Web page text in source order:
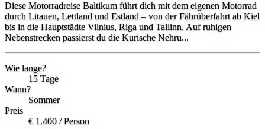
Diese Motorradreise Baltikum führt dich mit dem eigenen Motorrad
durch Litauen, Lettland und Estland – von der Fährüberfahrt ab Kiel
bis in die Hauptstädte Vilnius, Riga und Tallinn. Auf ruhigen
Nebenstrecken passierst du die Kurische Nehru...
Wie lange?
15 Tage
Wann?
Sommer
Preis
€ 1.400 / Person